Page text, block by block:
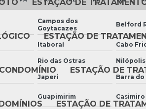
ESTAÇÃO DE
ESTAÇÃO DE
ESTAÇÃO DE
ESTAÇÃO DE
Campos dos
Goytacazes
Belford
Itaboraí Cabo
Rio das Ostras Nilópolis
Japeri Barra do
Guapimirim